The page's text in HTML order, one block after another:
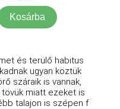
Kosárba
és terülő habitus
ugyan köztük
száraik is vannak,
miatt ezeket is
talajon is szépen f